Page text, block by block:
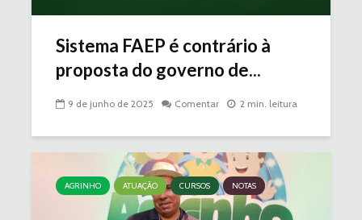
Sistema FAEP é contrário à
proposta do governo de...
9 de junho de 2025 Comentar 2 min. leitura
AGRINHO ATUAÇÃO CURSOS NOTAS